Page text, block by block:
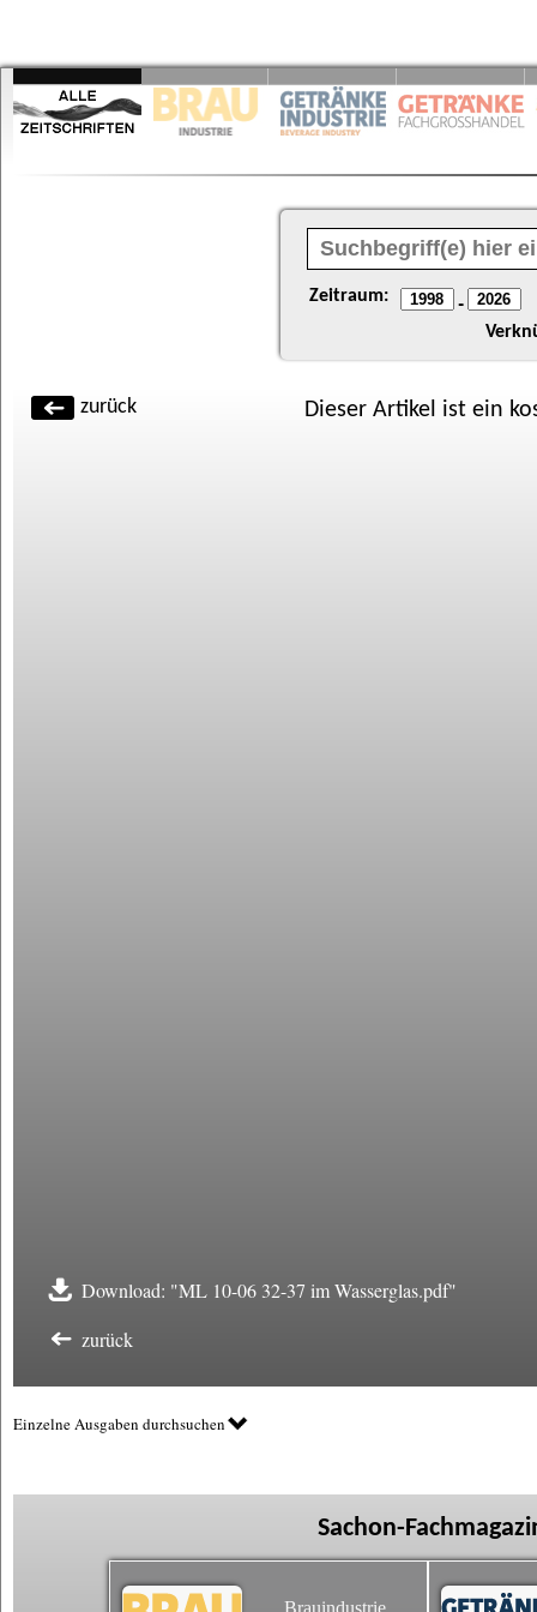
Zeitraum: -
zurück Dieser Artikel ist ein
Download: "ML 10-06 32-37 im Wasserglas.pdf"
zurück
Einzelne Ausgaben durchsuchen
Sachon-
Brauindustrie